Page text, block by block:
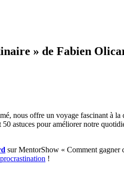
» de Fabien
nous offre un voyage fascinant à
astuces pour améliorer notre
sur MentorShow « Comment gagner
procrastination !